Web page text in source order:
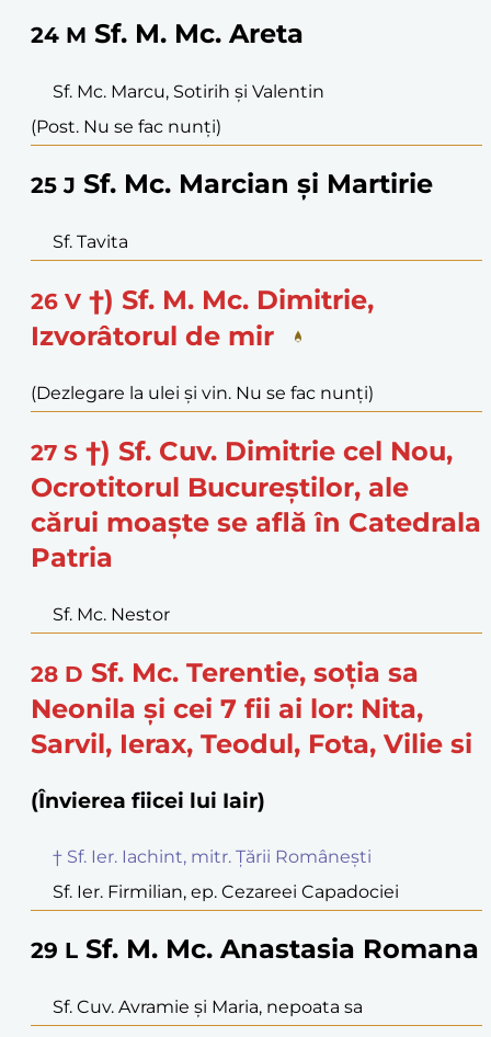
24 M Sf. M. Mc. Areta
Sf. Mc. Marcu, Sotirih și Valentin
(Post. Nu se fac nunți)
25 J Sf. Mc. Marcian și Martirie
Sf. Tavita
26 V †) Sf. M. Mc. Dimitrie,
Izvorâtorul de mir
(Dezlegare la ulei și vin. Nu se fac nunți)
27 S †) Sf. Cuv. Dimitrie cel Nou,
Ocrotitorul Bucureștilor, ale
cărui moaște se află în Catedrala
Patria
Sf. Mc. Nestor
28 D Sf. Mc. Terentie, soția sa
Neonila și cei 7 fii ai lor: Nita,
Sarvil, Ierax, Teodul, Fota, Vilie si
(Învierea fiicei lui Iair)
† Sf. Ier. Iachint, mitr. Țării Românești
Sf. Ier. Firmilian, ep. Cezareei Capadociei
29 L Sf. M. Mc. Anastasia Romana
Sf. Cuv. Avramie și Maria, nepoata sa